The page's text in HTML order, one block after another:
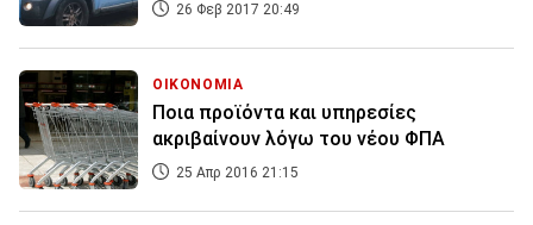
26 Φεβ 2017 20:49
ΟΙΚΟΝΟΜΙΑ
Ποια προϊόντα και υπηρεσίες
ακριβαίνουν λόγω του νέου ΦΠΑ
25 Απρ 2016 21:15